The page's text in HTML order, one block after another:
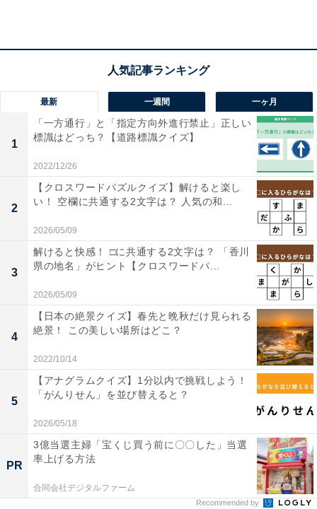
最新 一週間 一ヶ月
1
「一方通行」と「指定方向外進行禁止」正しい
標識はどっち？【道路標識クイズ】
2022/12/26
2
【クロスワードパズルクイズ】解けると楽し
い！ 空欄に共通する2文字は？ 人気の和...
2026/05/09
3
解けると快感！ □に共通する2文字は？ 「香川
県の地名」がヒント【クロスワードパ...
2026/05/09
4
【日本の絶景クイズ】春先と晩秋だけ見られる
絶景！ この美しい場所はどこ？
2022/10/14
5
【アナグラムクイズ】1分以内で挑戦しよう！
「がんりせん」を並び替えると？
2026/05/18
PR
3億当選主婦「宝くじ買う前に〇〇した」当選
率上げる方法
合同会社デジタルファーム
Recommended by